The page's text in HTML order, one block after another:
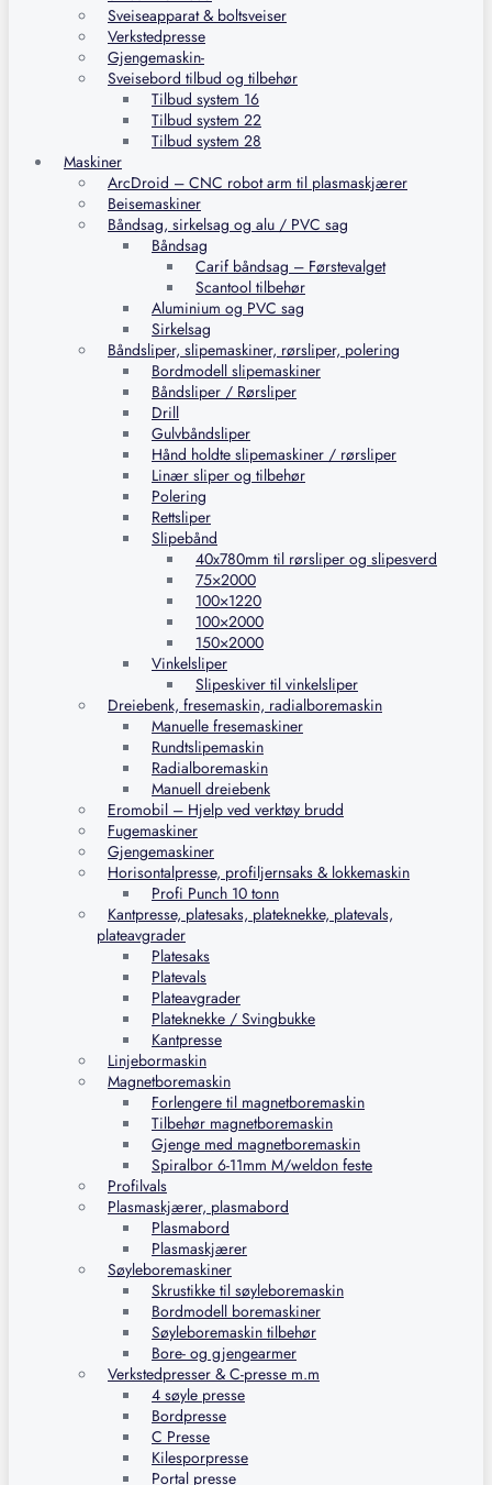
Sveiseapparat & boltsveiser
Verkstedpresse
Gjengemaskin-
Sveisebord tilbud og tilbehør
Tilbud system 16
Tilbud system 22
Tilbud system 28
Maskiner
ArcDroid – CNC robot arm til plasmaskjærer
Beisemaskiner
Båndsag, sirkelsag og alu / PVC sag
Båndsag
Carif båndsag – Førstevalget
Scantool tilbehør
Aluminium og PVC sag
Sirkelsag
Båndsliper, slipemaskiner, rørsliper, polering
Bordmodell slipemaskiner
Båndsliper / Rørsliper
Drill
Gulvbåndsliper
Hånd holdte slipemaskiner / rørsliper
Linær sliper og tilbehør
Polering
Rettsliper
Slipebånd
40x780mm til rørsliper og slipesverd
75×2000
100×1220
100×2000
150×2000
Vinkelsliper
Slipeskiver til vinkelsliper
Dreiebenk, fresemaskin, radialboremaskin
Manuelle fresemaskiner
Rundtslipemaskin
Radialboremaskin
Manuell dreiebenk
Eromobil – Hjelp ved verktøy brudd
Fugemaskiner
Gjengemaskiner
Horisontalpresse, profiljernsaks & lokkemaskin
Profi Punch 10 tonn
Kantpresse, platesaks, plateknekke, platevals,
plateavgrader
Platesaks
Platevals
Plateavgrader
Plateknekke / Svingbukke
Kantpresse
Linjebormaskin
Magnetboremaskin
Forlengere til magnetboremaskin
Tilbehør magnetboremaskin
Gjenge med magnetboremaskin
Spiralbor 6-11mm M/weldon feste
Profilvals
Plasmaskjærer, plasmabord
Plasmabord
Plasmaskjærer
Søyleboremaskiner
Skrustikke til søyleboremaskin
Bordmodell boremaskiner
Søyleboremaskin tilbehør
Bore- og gjengearmer
Verkstedpresser & C-presse m.m
4 søyle presse
Bordpresse
C Presse
Kilesporpresse
Portal presse